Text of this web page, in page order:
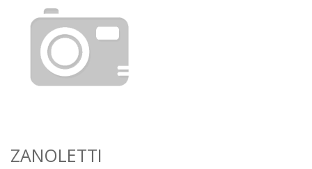
ZANOLETTI